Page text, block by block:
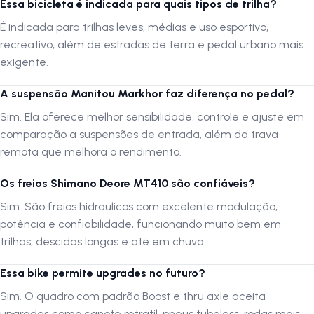
Ficha Técnica da Bicicleta
29 Oggi em Alumínio 6061 T6 Tratado Triplo Butted
Suspensão:
Remota (Boost 110x15mm)
Câmbio Traseiro:Shimano Deore RD-M6100 SGS – 12 Velocidades
Cassete:Shimano Deore CS-M6100 – 10–51 Dentes
Movimento Central:Shimano BSA
Pedivela:Shimano Deore FC-MT510-1 – 34 Dentes – 175mm
160mm
Cubo Dianteiro: Shimano Boost 110x15mm – 32 Furos
Cubo Traseiro:Shimano Thru Axle 12x148mm – 32 Furos
Aros:Alex Rim MD25
Peso aproximado:12 kg
Essa bicicleta é indicada para quais tipos de trilha?
É indicada para trilhas leves, médias e uso esportivo,
recreativo, além de estradas de terra e pedal urbano mais
exigente.
A suspensão Manitou Markhor faz diferença no pedal?
Sim. Ela oferece melhor sensibilidade, controle e ajuste em
comparação a suspensões de entrada, além da trava
remota que melhora o rendimento.
Os freios Shimano Deore MT410 são confiáveis?
Sim. São freios hidráulicos com excelente modulação,
potência e confiabilidade, funcionando muito bem em
trilhas, descidas longas e até em chuva.
Essa bike permite upgrades no futuro?
Sim. O quadro com padrão Boost e thru axle aceita